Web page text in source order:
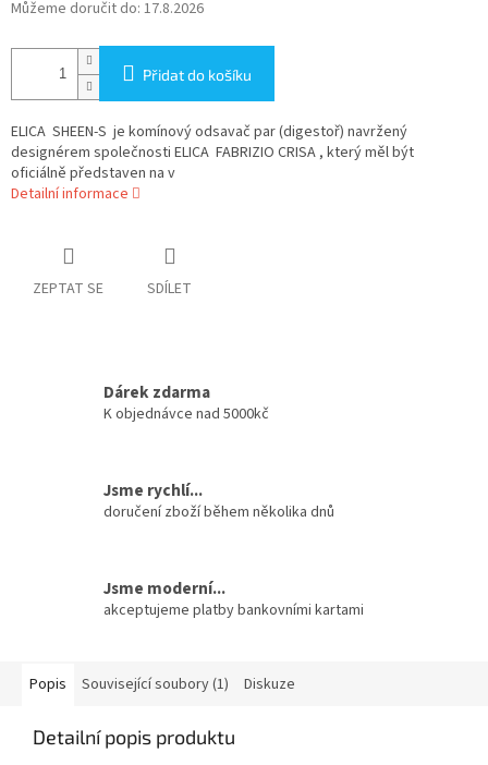
Můžeme doručit do: 17.8.2026
Přidat do košíku
ELICA SHEEN-S je komínový odsavač par (digestoř) navržený
designérem společnosti ELICA FABRIZIO CRISA , který měl být
oficiálně představen na v
Detailní informace
ZEPTAT SE SDÍLET
Dárek zdarma
K objednávce nad 5000kč
Jsme rychlí...
doručení zboží během několika dnů
Jsme moderní...
akceptujeme platby bankovními kartami
Popis Související soubory (1) Diskuze
Detailní popis produktu